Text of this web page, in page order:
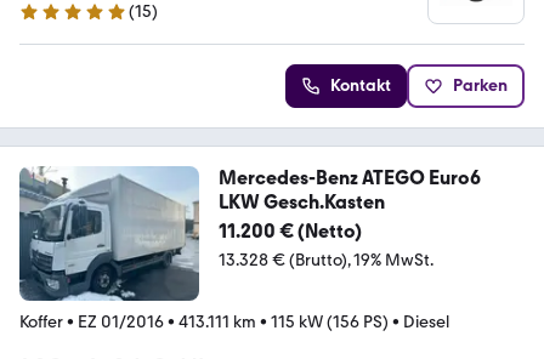
5 Sterne
(15)
Kontakt Parken
Mercedes-Benz ATEGO Euro6
LKW Gesch.Kasten
11.200 € (Netto)
13.328 € (Brutto) 19% MwSt.
Koffer• EZ 01/2016• 413.111 km • 115 kW (156 PS) • Diesel